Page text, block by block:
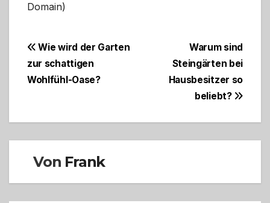
Domain)
BeitragsnavigationWarum sind
Steingärten bei
Hausbesitzer so
beliebt?
Wie wird der Garten
zur schattigen
Wohlfühl-Oase?
Von Frank